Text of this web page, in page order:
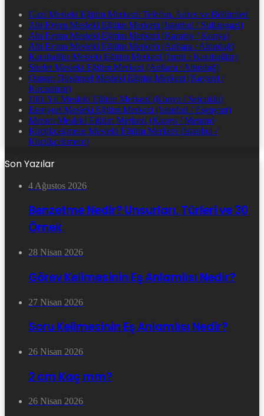
Gazi Mesleki Eğitim Merkezi: Telefon, Adres ve Bölümleri
Ahi Evren Mesleki Eğitim Merkezi (İstanbul / Sultangazi)
Ahi Evran Mesleki Eğitim Merkezi (Karatay / Konya)
Ahi Evran Mesleki Eğitim Merkezi (Ankara / Altındağ)
Karabağlar Mesleki Eğitim Merkezi (İzmir / Karabağlar)
Siteler Mesleki Eğitim Merkezi (Ankara / Altındağ)
Osman Düşüngel Mesleki Eğitim Merkezi (Kayseri /
Kocasinan)
100. Yıl Mesleki Eğitim Merkezi (Konya / Selçuklu)
Esenyurt Mesleki Eğitim Merkezi (İstanbul / Esenyurt)
Meram Mesleki Eğitim Merkezi (Konya / Meram)
Küçükçekmece Mesleki Eğitim Merkezi (İstanbul /
Küçükçekmece)
Son Yazılar
4 Ağustos 2026
Benzetme Nedir? Unsurları, Türleri ve 30
Örnek
28 Nisan 2026
Görev Kelimesinin Eş Anlamlısı Nedir?
27 Nisan 2026
Soru Kelimesinin Eş Anlamlısı Nedir?
26 Nisan 2026
2 cm Kaç mm?
26 Nisan 2026